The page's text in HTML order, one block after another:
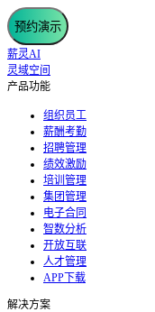
预约演示
薪灵AI
灵域空间
产品功能
组织员工
薪酬考勤
招聘管理
绩效激励
培训管理
集团管理
电子合同
智数分析
开放互联
人才管理
APP下载
解决方案